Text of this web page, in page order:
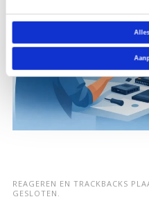
REAGEREN EN TRACKBACKS
GESLOTEN.